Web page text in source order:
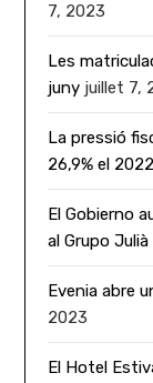
7, 2023
Les
juny juillet 7,
La pressió
26,9% el 2022
El Gobierno
al Grupo Julià
Evenia abre
2023
El Hotel